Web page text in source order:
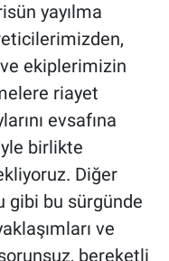
yayılma
ve ekiplerimizin
riayet
evsafına
birlikte
Diğer
gibi bu sürgünde
ve
bereketli